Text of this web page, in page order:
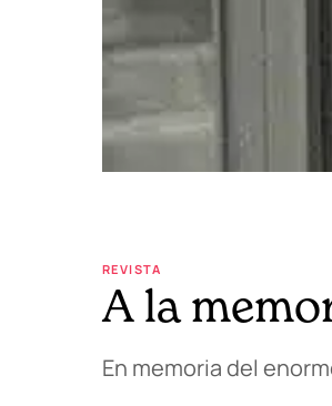
REVISTA
A la
En memoria del